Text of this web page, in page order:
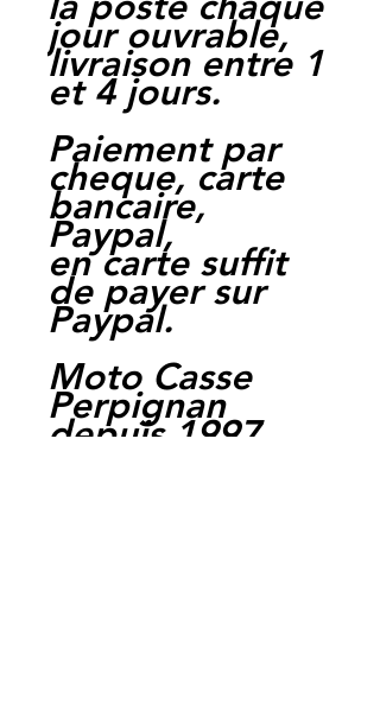
jour ouvrable,
livraison entre 1
et 4 jours.
Paiement par
cheque, carte
bancaire,
Paypal,
en carte suffit
de payer sur
Paypal.
Moto Casse
Perpignan
depuis 1997